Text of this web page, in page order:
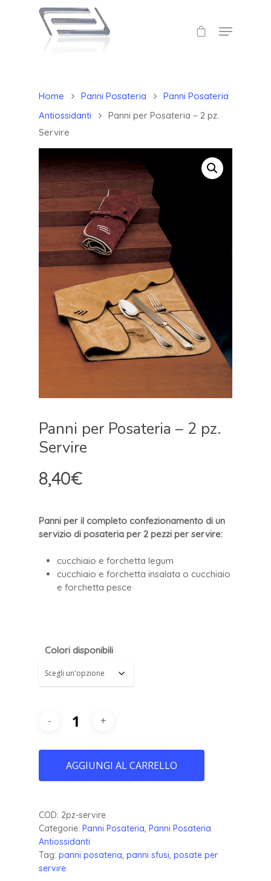
Home Panni Posateria
Panni Posateria
Antiossidanti
Panni per Posateria – 2 pz.
Servire
Panni per Posateria – 2 pz.
Servire
8,40€
Panni per il completo confezionamento di un
servizio di posateria per 2 pezzi per servire:
cucchiaio e forchetta legum
cucchiaio e forchetta insalata o cucchiaio
e forchetta pesce
Colori disponibili
AGGIUNGI AL CARRELLO
COD: 2pz-servire
Categorie: Panni Posateria, Panni Posateria
Antiossidanti
Tag: panni posateria, panni sfusi, posate per
servire